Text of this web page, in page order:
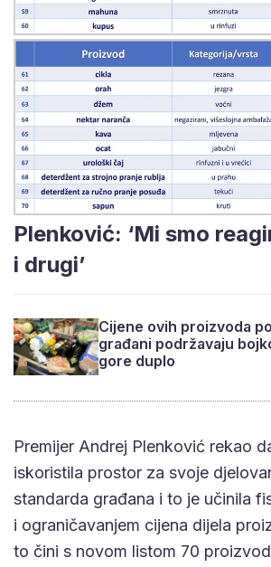
Plenković: ‘Mi smo
i drugi’
Cijene ovih proizvoda
građani podržavaju
gore duplo
Premijer Andrej Plenković rekao
iskoristila prostor za svoje
standarda građana i to je učinila
i ograničavanjem cijena dijela
to čini s novom listom 70